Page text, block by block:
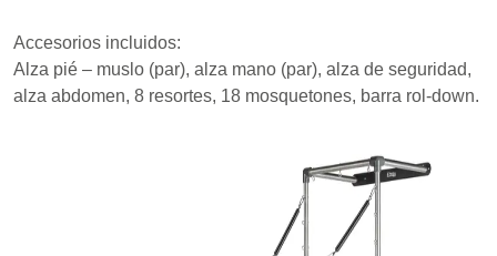
Accesorios incluidos:
Alza pié – muslo (par), alza mano (par), alza de seguridad,
alza abdomen, 8 resortes, 18 mosquetones, barra rol-down.